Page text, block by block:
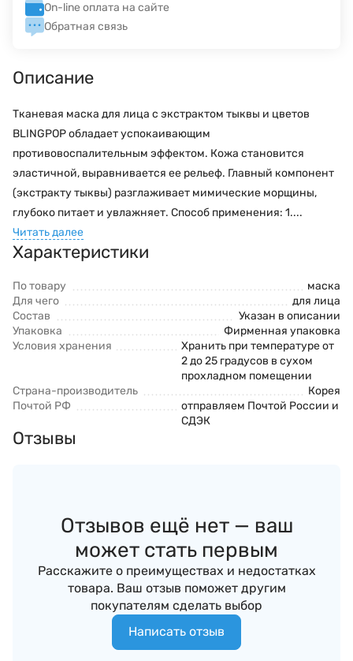
On-line оплата на сайте
Обратная связь
Описание
Тканевая маска для лица с экстрактом тыквы и цветов
BLINGPOP обладает успокаивающим
противовоспалительным эффектом. Кожа становится
эластичной, выравнивается ее рельеф. Главный компонент
(экстракту тыквы) разглаживает мимические морщины,
глубоко питает и увлажняет. Способ применения: 1....
Читать далее
Характеристики
По товару
маска
Для чего
для лица
Состав
Указан в описании
Упаковка
Фирменная упаковка
Условия хранения
Хранить при температуре от
2 до 25 градусов в сухом
прохладном помещении
Страна-производитель
Корея
Почтой РФ
отправляем Почтой России и
СДЭК
Отзывы
Отзывов ещё нет — ваш
может стать первым
Расскажите о преимуществах и недостатках
товара. Ваш отзыв поможет другим
покупателям сделать выбор
Написать отзыв